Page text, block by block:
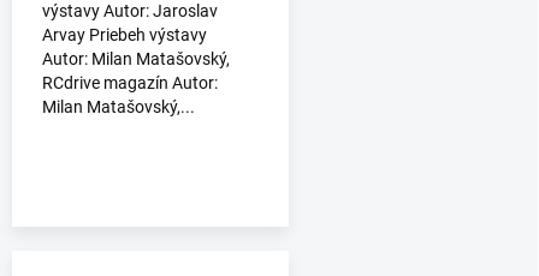
výstavy Autor: Jaroslav
Arvay Priebeh výstavy
Autor: Milan Matašovský,
RCdrive magazín Autor:
Milan Matašovský,...